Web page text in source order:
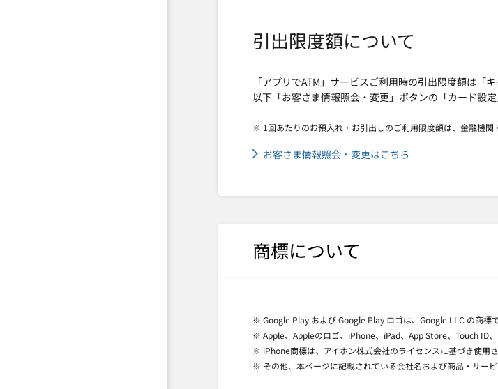
引出限度額について
「アプリでATM」サービスご利用時の引出限度額は「
以下「お客さま情報照会・変更」ボタンの「カード設定
※ 1回あたりのお預入れ・お引出しのご利用限度額は、金融機関
お客さま情報照会・変更はこちら
商標について
※ Google Play および Google Play ロゴは、Google LLC の商標で
※ Apple、Appleのロゴ、iPhone、iPad、App Store、Touch ID
※ iPhone商標は、アイホン株式会社のライセンスに基づき使用さ
※ その他、本ページに記載されている会社名および商品・サー